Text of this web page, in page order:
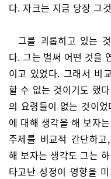
다. 자크는 지금 당장 그
그를 괴롭히고 있는
다. 그는 벌써 어떤 것을
이고 있었다. 그래서 비
할 수 없는 것이기도 했
의 요령들이 없는 것이
에 대해 생각을 해 보자
주제를 비교적 간단하
해 보자는 생각도 그는
타고난 성정이 영향을